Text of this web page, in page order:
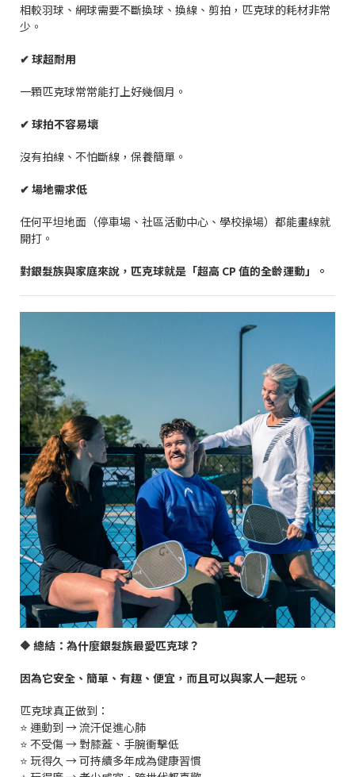
相較羽球、網球需要不斷換球、換線、剪拍，匹克球的耗材非常
少。
✔ 球超耐用
一顆匹克球常常能打上好幾個月。
✔ 球拍不容易壞
沒有拍線、不怕斷線，保養簡單。
✔ 場地需求低
任何平坦地面（停車場、社區活動中心、學校操場）都能畫線就
開打。
對銀髮族與家庭來說，匹克球就是「超高 CP 值的全齡運動」。
🔶 總結：為什麼銀髮族最愛匹克球？
因為它安全、簡單、有趣、便宜，而且可以與家人一起玩。
匹克球真正做到：
⭐ 運動到 →流汗促進心肺
⭐ 不受傷→ 對膝蓋、手腕衝擊低
⭐ 玩得久 →可持續多年成為健康習慣